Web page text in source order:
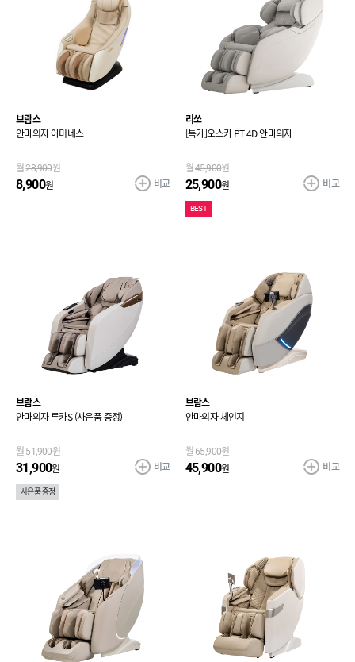
브람스
안마의자 아미네스
월 28,900원
8,900원 비교
리쏘
[특가]오스카 PT 4D 안마의자
월 45,900원
25,900원
BEST
비교
브람스
안마의자 루카S (사은품 증정)
월51,900원
31,900원
사은품 증정
비교
브람스
안마의자 체인지
월65,900원
45,900원 비교